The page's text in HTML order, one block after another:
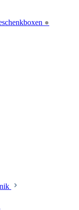
●